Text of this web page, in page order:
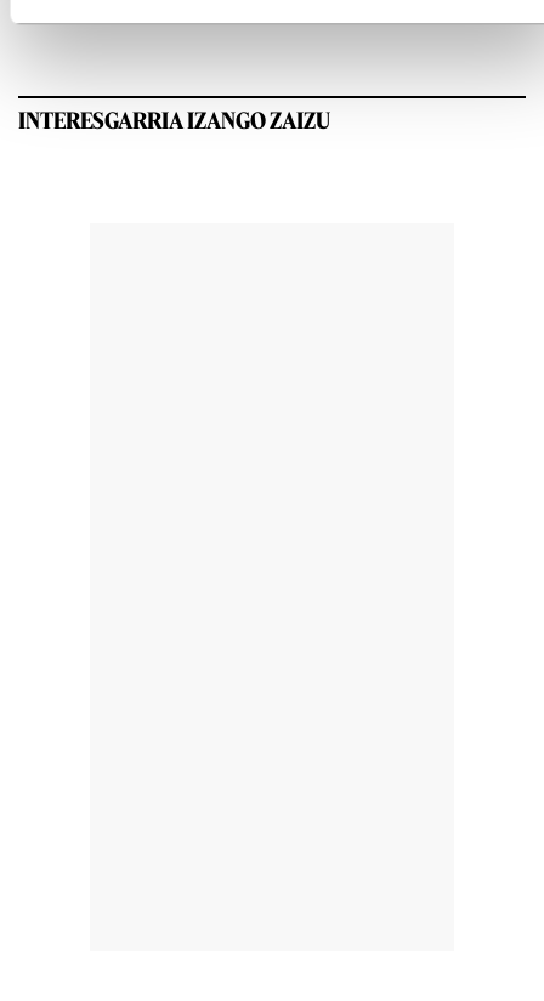
INTERESGARRIA IZANGO ZAIZU